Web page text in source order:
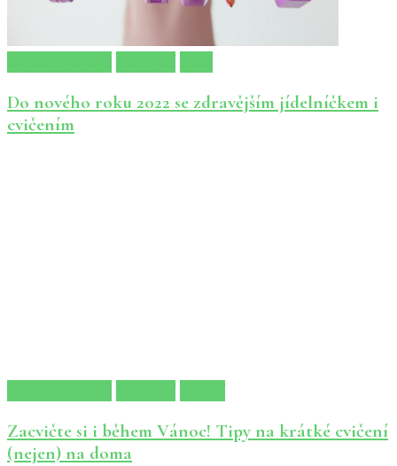
Do nového roku 2022 se zdravějším jídelníčkem i
cvičením
Zacvičte si i během Vánoc! Tipy na krátké cvičení
(nejen) na doma